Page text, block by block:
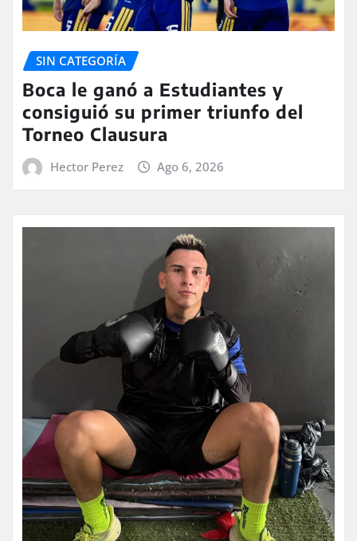
SIN CATEGORÍA
Boca le ganó a Estudiantes y
consiguió su primer triunfo del
Torneo Clausura
Hector Perez Ago 6, 2026